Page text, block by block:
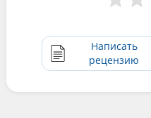
Написать
рецензию